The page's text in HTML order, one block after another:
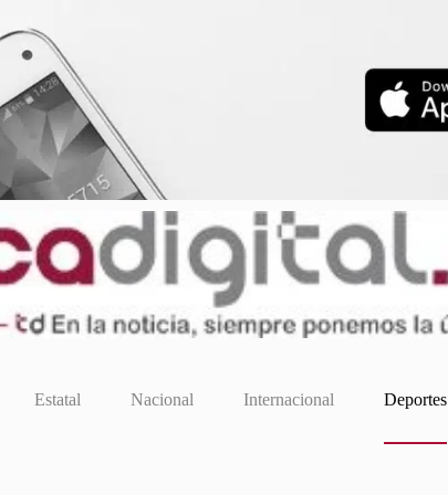
Estatal Nacional Internacional Deportes